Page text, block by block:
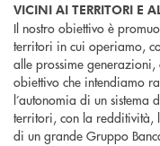
VICINI AI TERRITORI E
Il nostro obiettivo è
territori in cui operiamo,
alle prossime generazioni,
obiettivo che intendiamo
l’autonomia di un sistema
territori, con la redditività,
di un grande Gruppo